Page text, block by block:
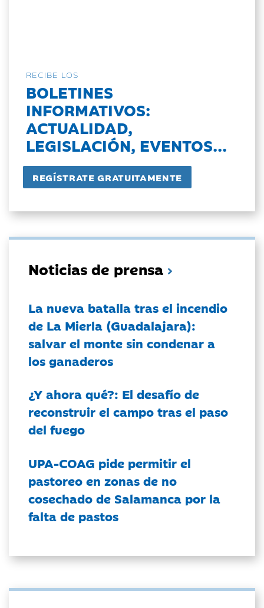
RECIBE LOS
BOLETINES
INFORMATIVOS:
ACTUALIDAD,
LEGISLACIÓN, EVENTOS...
Noticias de prensa
La nueva batalla tras el incendio
de La Mierla (Guadalajara):
salvar el monte sin condenar a
los ganaderos
¿Y ahora qué?: El desafío de
reconstruir el campo tras el paso
del fuego
UPA-COAG pide permitir el
pastoreo en zonas de no
cosechado de Salamanca por la
falta de pastos